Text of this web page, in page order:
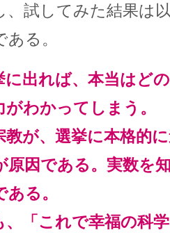
試してみた結果は
る。
に出れば、本当はど
がわかってしまう。
が、選挙に本格的
原因である。実数を
る。
「これで幸福の科